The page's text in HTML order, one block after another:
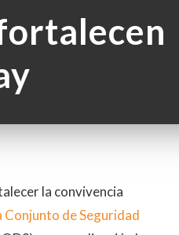
la convivencia
Conjunto de Seguridad